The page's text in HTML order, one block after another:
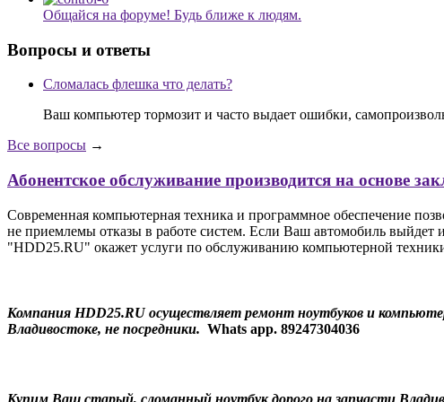
Общайся на форуме! Будь ближе к людям.
Вопросы и ответы
Сломалась флешка что делать?
Ваш компьютер тормозит и часто выдает ошибки,
Все вопросы →
Абонентское обслуживание производится на основе
Современная компьютерная техника и программное обеспечение
не приемлемы отказы в работе систем. Если Ваш автомобиль выйдет
"HDD25.RU" окажет услуги по обслуживанию компьютерной
Компания HDD25.RU осуществляет ремонт ноутбуков и
Владивостоке, не посредники. Whats app. 89247304036